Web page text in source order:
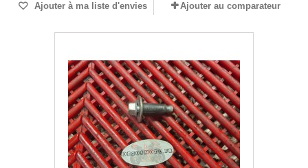
Ajouter à ma liste d'envies Ajouter au comparateur